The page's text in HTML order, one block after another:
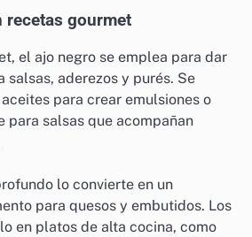
recetas gourmet
el ajo negro se emplea para dar
salsas, aderezos y purés. Se
para crear emulsiones o
para salsas que acompañan
lo convierte en un
para quesos y embutidos. Los
en platos de alta cocina, como